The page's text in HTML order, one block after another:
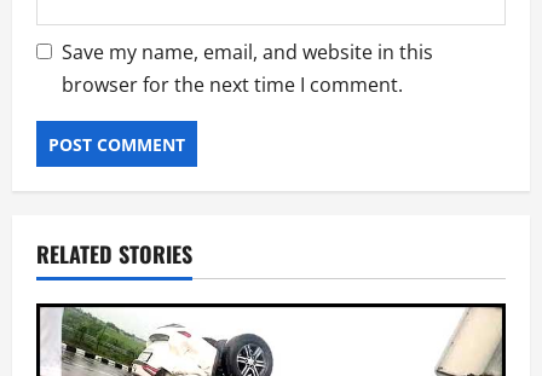
Save my name, email, and website in this
browser for the next time I comment.
RELATED STORIES